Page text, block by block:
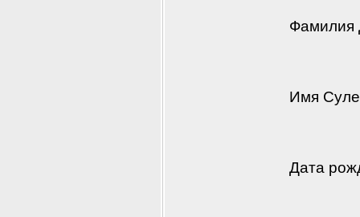
Фамилия
Имя
Дата